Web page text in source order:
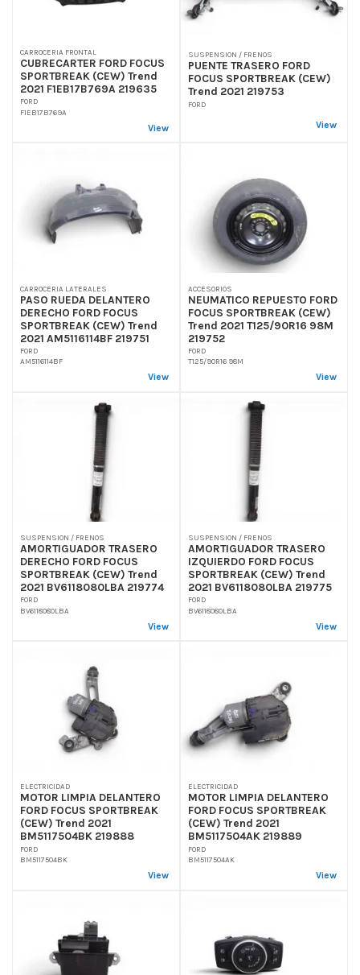
CARROCERIA FRONTAL
CUBRECARTER FORD FOCUS
SPORTBREAK (CEW) Trend
2021 F1EB17B769A 219635
FORD
F1EB17B769A
View
SUSPENSION / FRENOS
PUENTE TRASERO FORD
FOCUS SPORTBREAK (CEW)
Trend 2021 219753
FORD
View
CARROCERIA LATERALES
PASO RUEDA DELANTERO
DERECHO FORD FOCUS
SPORTBREAK (CEW) Trend
2021 AM5116114BF 219751
FORD
AM5116114BF
View
ACCESORIOS
NEUMATICO REPUESTO FORD
FOCUS SPORTBREAK (CEW)
Trend 2021 T125/90R16 98M
219752
FORD
T125/90R16 98M
View
SUSPENSION / FRENOS
AMORTIGUADOR TRASERO
DERECHO FORD FOCUS
SPORTBREAK (CEW) Trend
2021 BV6118080LBA 219774
FORD
BV6118080LBA
View
SUSPENSION / FRENOS
AMORTIGUADOR TRASERO
IZQUIERDO FORD FOCUS
SPORTBREAK (CEW) Trend
2021 BV6118080LBA 219775
FORD
BV6118080LBA
View
ELECTRICIDAD
MOTOR LIMPIA DELANTERO
FORD FOCUS SPORTBREAK
(CEW) Trend 2021
BM5117504BK 219888
FORD
BM5117504BK
View
ELECTRICIDAD
MOTOR LIMPIA DELANTERO
FORD FOCUS SPORTBREAK
(CEW) Trend 2021
BM5117504AK 219889
FORD
BM5117504AK
View